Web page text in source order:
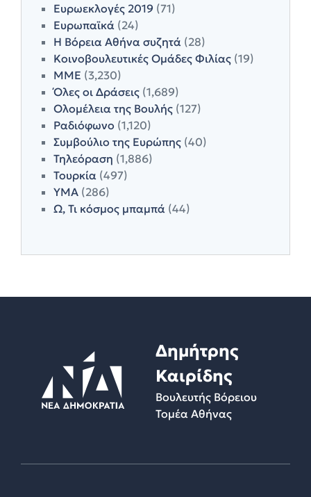
Ευρωεκλογές 2019 (71)
Ευρωπαϊκά (24)
Η Βόρεια Αθήνα συζητά (28)
Κοινοβουλευτικές Ομάδες Φιλίας (19)
ΜΜΕ (3,230)
Όλες οι Δράσεις (1,689)
Ολομέλεια της Βουλής (127)
Ραδιόφωνο (1,120)
Συμβούλιο της Ευρώπης (40)
Τηλεόραση (1,886)
Τουρκία (497)
ΥΜΑ (286)
Ω, Τι κόσμος μπαμπά (44)
Δημήτρης
Καιρίδης
Βουλευτής Βόρειου
Τομέα Αθήνας